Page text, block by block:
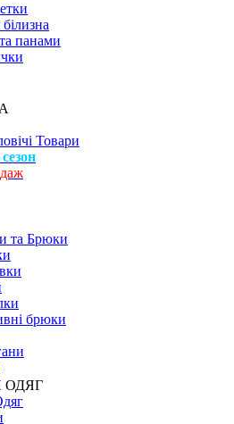
панами
Товари
та Брюки
брюки
ОДЯГ